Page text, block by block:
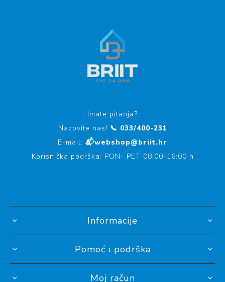
Imate pitanja?
Nazovite nas! 📞 033/400-231
E-mail: 📬webshop@briit.hr
Korisnička podrška: PON- PET 08:00-16:00 h
Informacije
Pomoć i podrška
Moj račun